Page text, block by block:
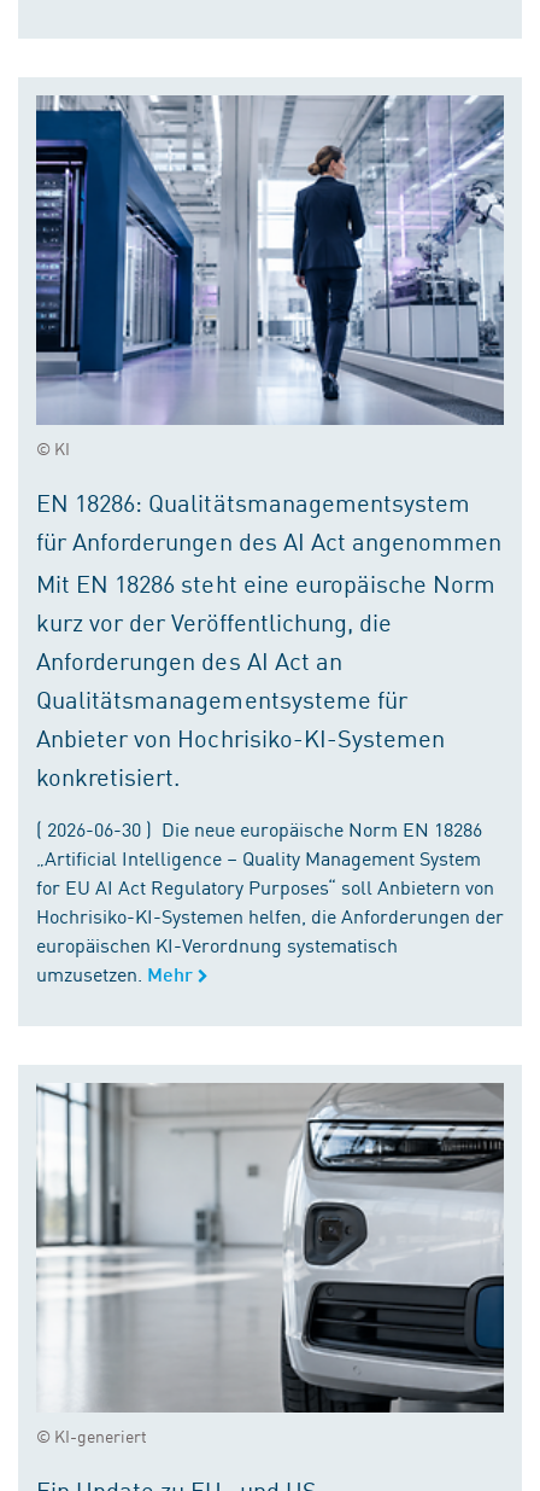
© KI
EN 18286: Qualitätsmanagementsystem
für Anforderungen des AI Act angenommen
Mit EN 18286 steht eine europäische Norm
kurz vor der Veröffentlichung, die
Anforderungen des AI Act an
Qualitätsmanagementsysteme für
Anbieter von Hochrisiko-KI-Systemen
konkretisiert.
( 2026-06-30 ) Die neue europäische Norm EN 18286
„Artificial Intelligence – Quality Management System
for EU AI Act Regulatory Purposes“ soll Anbietern von
Hochrisiko-KI-Systemen helfen, die Anforderungen der
europäischen KI-Verordnung systematisch
umzusetzen. Mehr
© KI-generiert